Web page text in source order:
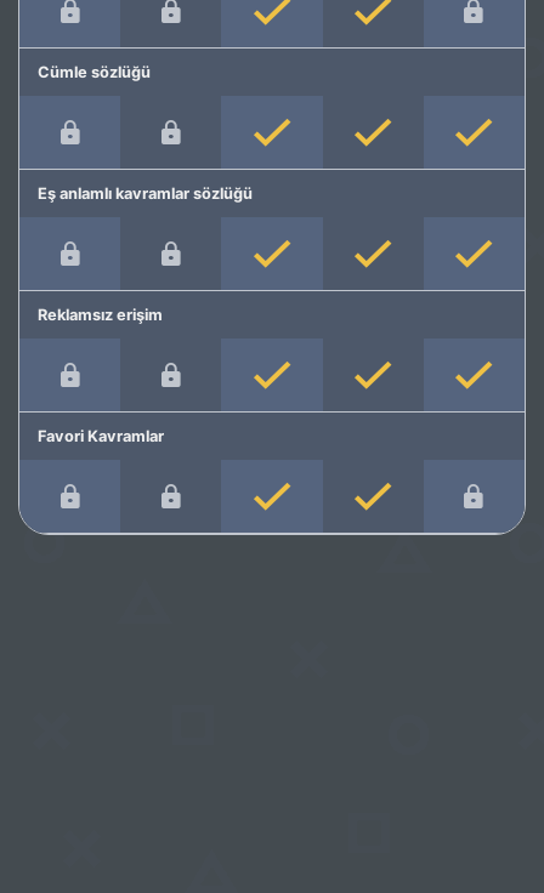
Cümle sözlüğü
Eş anlamlı kavramlar sözlüğü
Reklamsız erişim
Favori Kavramlar